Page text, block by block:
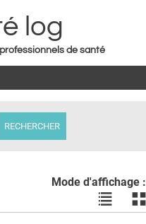
log
de santé
Mode d'affichage :
Voir
les
les